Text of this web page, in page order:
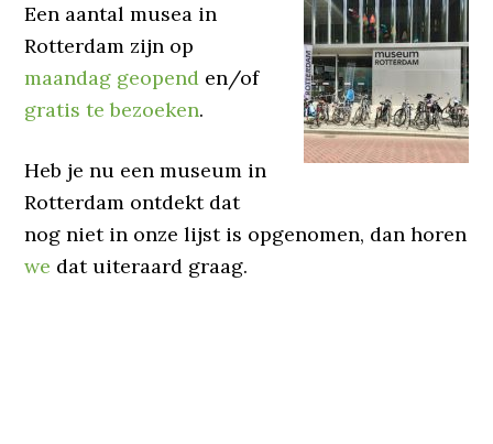
Een aantal musea in
Rotterdam zijn op
maandag geopend en/of
gratis te bezoeken.
Heb je nu een museum in
Rotterdam ontdekt dat
nog niet in onze lijst is opgenomen, dan horen
we dat uiteraard graag.